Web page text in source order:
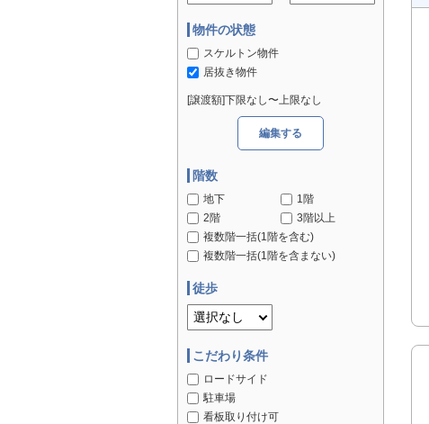
物件の状態
スケルトン物件
居抜き物件
[譲渡額]下限なし〜上限なし
編集する
階数
地下
1階
2階
3階以上
複数階一括(1階を含む)
複数階一括(1階を含まない)
徒歩
こだわり条件
ロードサイド
駐車場
看板取り付け可